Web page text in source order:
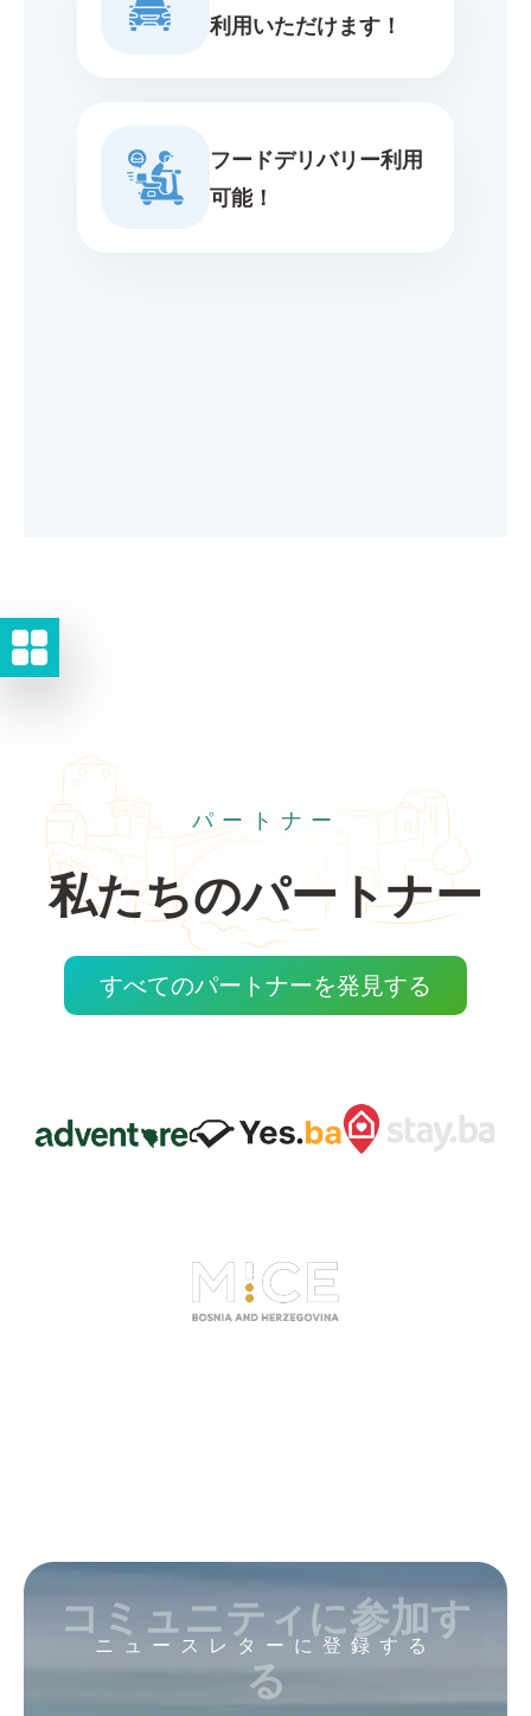
利用いただけます！
フードデリバリー利用
可能！
パートナー
私たちのパートナー
すべてのパートナーを発見する
ニュースレターに登録する
コミュニティに参加す
る